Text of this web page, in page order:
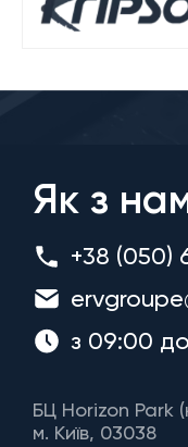
Як з
+38 (050)
з 09:00
БЦ Horizon Park
м. Київ, 03038